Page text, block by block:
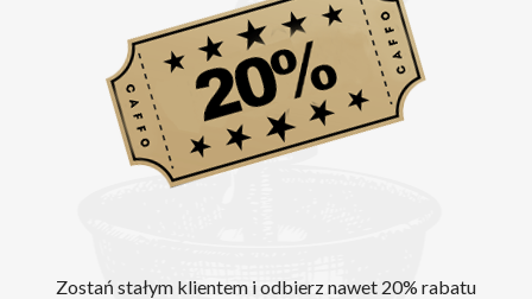
Zostań stałym klientem i odbierz nawet 20% rabatu